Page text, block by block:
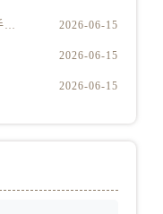
山东省济南市历下区经十路11111号华润中心写字楼（万象城）15层1508室江诗丹顿售后服务中心（需提前预约）
山东省临沂市兰山区解放路江诗丹顿售后服务中心（需提前预约）
江诗丹顿手表走快怎么办（江诗丹顿手表走快什么原因） 2026-06-15
2026-06-15
2026-06-15